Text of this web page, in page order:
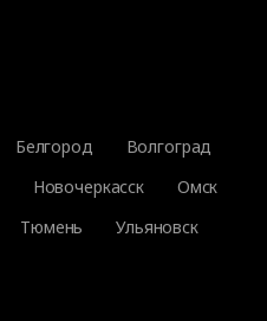
Белгород
Волгоград
Новочеркасск
Омск
Тюмень
Ульяновск